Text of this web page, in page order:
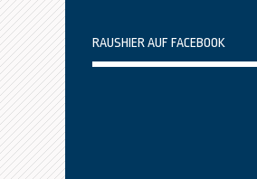
RAUSHIER AUF FACEBOOK